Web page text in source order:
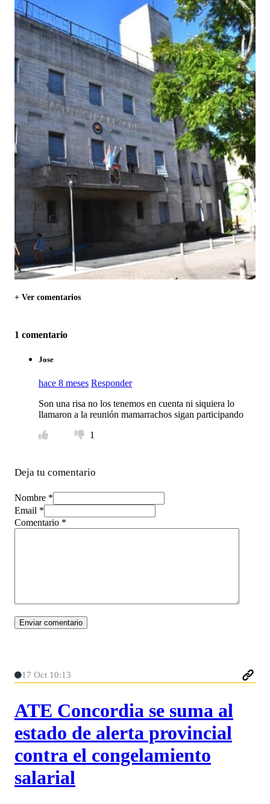
+ Ver comentarios
1 comentario
Jose
hace 8 meses Responder
Son una risa no los tenemos en cuenta ni siquiera lo
llamaron a la reunión mamarrachos sigan participando
1
Deja tu comentario
Nombre *
Email *
Comentario *
17 Oct 10:13
ATE Concordia se suma al
estado de alerta provincial
contra el congelamiento
salarial